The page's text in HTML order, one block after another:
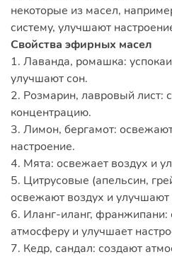
некоторые из масел,
систему, улучшают
Свойства эфирных масел
1. Лаванда, ромашка:
улучшают сон.
2. Розмарин, лавровый лист:
концентрацию.
3. Лимон, бергамот:
настроение.
4. Мята: освежает воздух и
5. Цитрусовые (апельсин,
освежают воздух и улучшают
6. Иланг-иланг,
атмосферу и улучшает
7. Кедр, сандал: создают